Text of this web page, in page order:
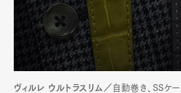
ヴィルレ ウルトラスリム／ 自動巻き、SSケ